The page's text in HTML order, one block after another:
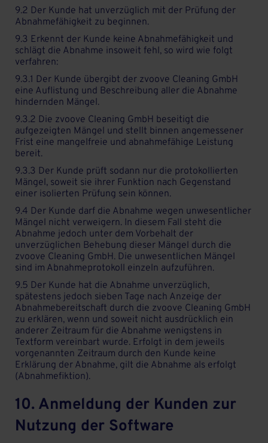
9.2 Der Kunde hat unverzüglich mit der Prüfung der
Abnahmefähigkeit zu beginnen.
9.3 Erkennt der Kunde keine Abnahmefähigkeit und
schlägt die Abnahme insoweit fehl, so wird wie folgt
verfahren:
9.3.1 Der Kunde übergibt der zvoove Cleaning GmbH
eine Auflistung und Beschreibung aller die Abnahme
hindernden Mängel.
9.3.2 Die zvoove Cleaning GmbH beseitigt die
aufgezeigten Mängel und stellt binnen angemessener
Frist eine mangelfreie und abnahmefähige Leistung
bereit.
9.3.3 Der Kunde prüft sodann nur die protokollierten
Mängel, soweit sie ihrer Funktion nach Gegenstand
einer isolierten Prüfung sein können.
9.4 Der Kunde darf die Abnahme wegen unwesentlicher
Mängel nicht verweigern. In diesem Fall steht die
Abnahme jedoch unter dem Vorbehalt der
unverzüglichen Behebung dieser Mängel durch die
zvoove Cleaning GmbH. Die unwesentlichen Mängel
sind im Abnahmeprotokoll einzeln aufzuführen.
9.5 Der Kunde hat die Abnahme unverzüglich,
spätestens jedoch sieben Tage nach Anzeige der
Abnahmebereitschaft durch die zvoove Cleaning GmbH
zu erklären, wenn und soweit nicht ausdrücklich ein
anderer Zeitraum für die Abnahme wenigstens in
Textform vereinbart wurde. Erfolgt in dem jeweils
vorgenannten Zeitraum durch den Kunde keine
Erklärung der Abnahme, gilt die Abnahme als erfolgt
(Abnahmefiktion).
10. Anmeldung der Kunden zur
Nutzung der Software